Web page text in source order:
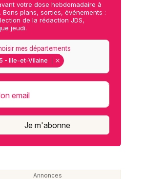
votre dose hebdomadaire à
Bons plans, sorties, événements :
de la rédaction JDS,
jeudi.
- Ille-et-Vilaine
mes départements
email
Je m'abonne